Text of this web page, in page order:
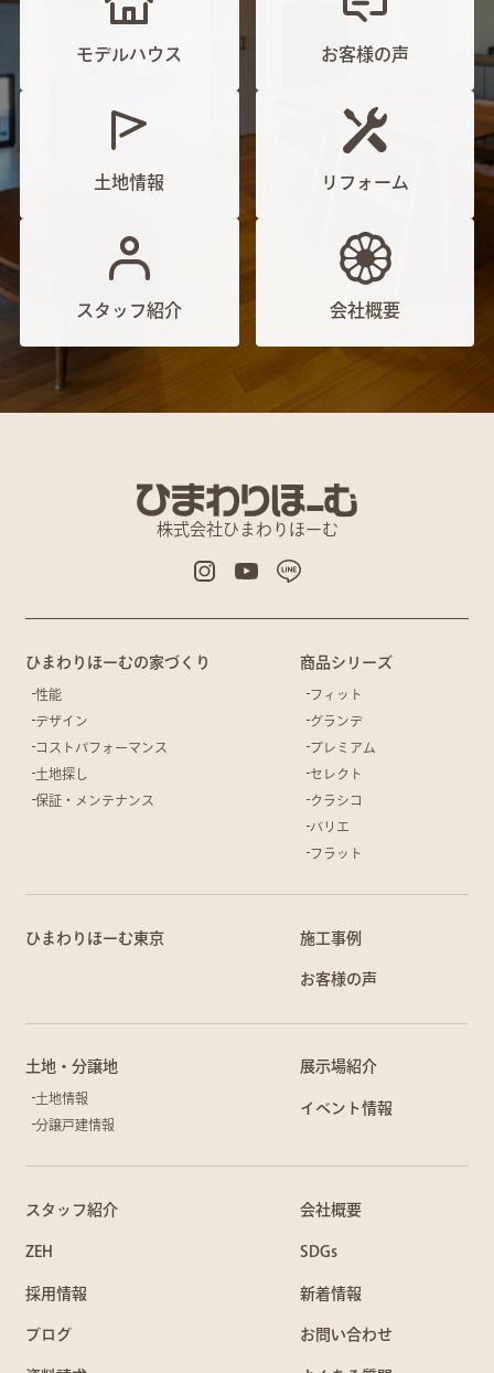
モデルハウス お客様の声
土地情報 リフォーム
スタッフ紹介 会社概要
株式会社ひまわりほーむ
ひまわりほーむの家づくり
性能
デザイン
コストパフォーマンス
土地探し
保証・メンテナンス
商品シリーズ
フィット
グランデ
プレミアム
セレクト
クラシコ
バリエ
フラット
ひまわりほーむ東京 施工事例
お客様の声
土地・分譲地
土地情報
分譲戸建情報
展示場紹介
イベント情報
スタッフ紹介 会社概要
ZEH SDGs
採用情報 新着情報
ブログ お問い合わせ